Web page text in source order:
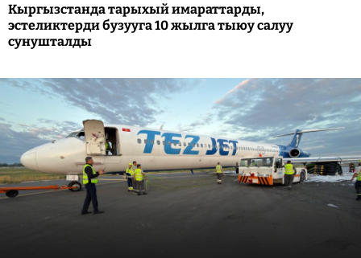
Кыргызстанда тарыхый имараттарды,
эстеликтерди бузууга 10 жылга тыюу салуу
сунушталды